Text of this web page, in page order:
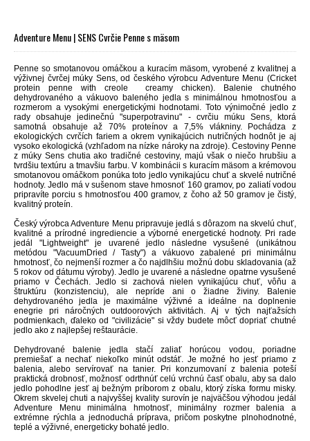
Adventure Menu | SENS Cvrčie Penne s mäsom
Penne so smotanovou omáčkou a kuracím mäsom, vyrobené z kvalitnej a
výživnej čvrčej múky Sens, od českého výrobcu Adventure Menu (Cricket
protein penne with creole creamy chicken).
Balenie chutného
dehydrovaného a vákuovo baleného jedla s minimálnou hmotnosťou a
rozmerom a vysokými energetickými hodnotami. Toto výnimočné jedlo z
rady obsahuje jedinečnú "superpotravinu" - cvrčiu múku Sens, ktorá
samotná obsahuje až 70% proteínov a 7,5% vlákniny. Pochádza z
ekologických cvrčích fariem a okrem vynikajúcich nutričných hodnôt je aj
vysoko ekologická (vzhľadom na nízke nároky na zdroje). Cestoviny Penne
z múky Sens chutia ako tradičné cestoviny, majú však o niečo hrubšiu a
tvrdšiu textúru a tmavšiu farbu. V kombinácii s kuracím mäsom a krémovou
smotanovou omáčkom ponúka toto jedlo vynikajúcu chuť a skvelé nutričné
hodnoty. Jedlo má v sušenom stave hmosnoť 160 gramov, po zaliatí vodou
pripravíte porciu s hmotnosťou 400 gramov, z čoho až 50 gramov je čistý,
kvalitný proteín.
Český výrobca Adventure Menu pripravuje jedlá s dôrazom na skvelú chuť,
kvalitné a prírodné ingrediencie a výborné energetické hodnoty. Pri rade
jedál "Lightweight" je uvarené jedlo následne vysušené (unikátnou
metódou "VacuumDried / Tasty") a vákuovo zabalené pri minimálnu
hmotnosť, čo nejmenší rozmer a čo najdlhšiu možnú dobu skladovania (až
5 rokov od dátumu výroby). Jedlo je uvarené a následne opatrne vysušené
priamo v Čechách. Jedlo si zachová nielen vynikajúcu chuť, vôňu a
štruktúru (konzistenciu), ale nepríde ani o žiadne živiny. Balenie
dehydrovaného jedla je maximálne výživné a ideálne na doplnenie
enegrie pri náročných outdoorových aktivitách. Aj v tých najťažsích
podmienkach, ďaleko od "civilizácie" si vždy budete môcť dopriať chutné
jedlo ako z najlepšej reštaurácie.
Dehydrované balenie jedla stačí zaliať horúcou vodou, poriadne
premiešať a nechať niekoľko minút odstáť. Je možné ho jesť priamo z
balenia, alebo servírovať na tanier. Pri konzumovaní z balenia poteší
praktická drobnosť, možnosť odrthnúť celú vrchnú časť obalu, aby sa dalo
jedlo pohodlne jesť aj bežným príborom z obalu, ktorý získa formu misky.
Okrem skvelej chuti a najvyššej kvality surovín je najväčšou výhodou jedál
Adventure Menu minimálna hmotnosť, minimálny rozmer balenia a
extrémne rýchla a jednoduchá príprava, pričom poskytne plnohodnotné,
teplé a výživné, energeticky bohaté jedlo.